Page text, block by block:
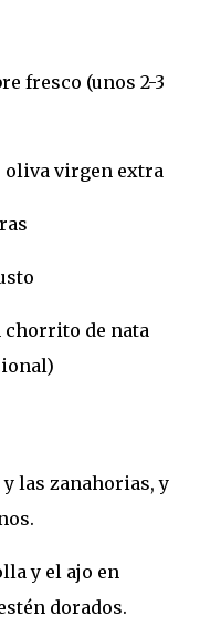
fresco (unos 2-3
oliva virgen extra
chorrito de nata
y las zanahorias, y
y el ajo en
dorados.